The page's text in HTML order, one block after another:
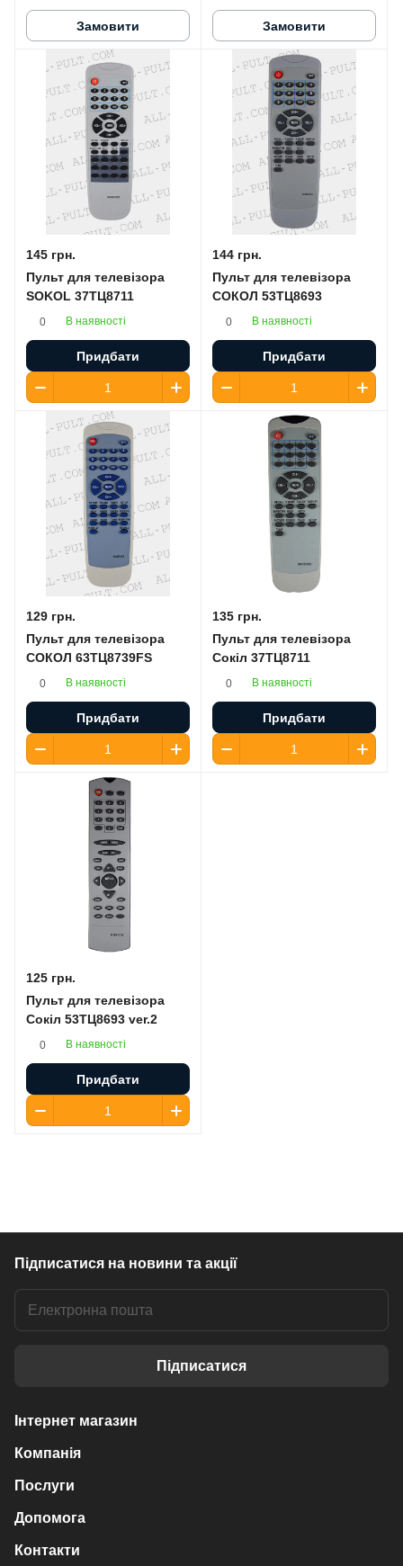
Замовити Замовити
145 грн.
Пульт для телевізора
SOKOL 37ТЦ8711
0 В наявності
Придбати
144 грн.
Пульт для телевізора
СОКОЛ 53ТЦ8693
0 В наявності
Придбати
129 грн.
Пульт для телевізора
СОКОЛ 63ТЦ8739FS
0 В наявності
Придбати
135 грн.
Пульт для телевізора
Сокіл 37ТЦ8711
0 В наявності
Придбати
125 грн.
Пульт для телевізора
Сокіл 53ТЦ8693 ver.2
0 В наявності
Придбати
Підписатися на новини та акції
Підписатися
Інтернет магазин
Компанія
Послуги
Допомога
Контакти